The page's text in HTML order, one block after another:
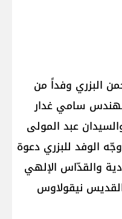
البزري وفداً من
سامي غدار
عبد المولى
الوفد للبزري دعوة
والقدّاس الإلهي
نيقولاوس